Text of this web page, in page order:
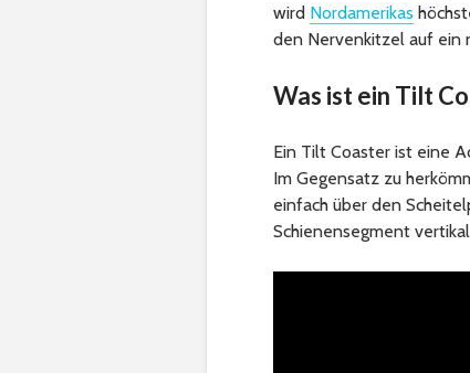
wird Nordamerikas
den Nervenkitzel auf ein
Was ist ein Tilt
Ein Tilt Coaster ist eine
Im Gegensatz zu
einfach über den
Schienensegment